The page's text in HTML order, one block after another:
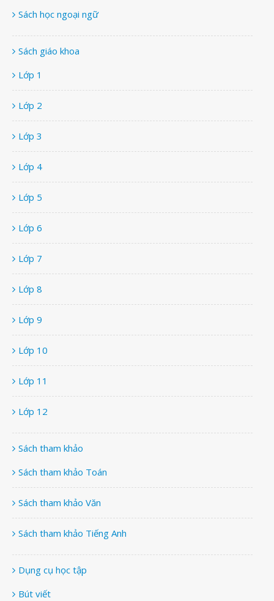
Sách học ngoại ngữ
Sách giáo khoa
Lớp 1
Lớp 2
Lớp 3
Lớp 4
Lớp 5
Lớp 6
Lớp 7
Lớp 8
Lớp 9
Lớp 10
Lớp 11
Lớp 12
Sách tham khảo
Sách tham khảo Toán
Sách tham khảo Văn
Sách tham khảo Tiếng Anh
Dụng cụ học tập
Bút viết